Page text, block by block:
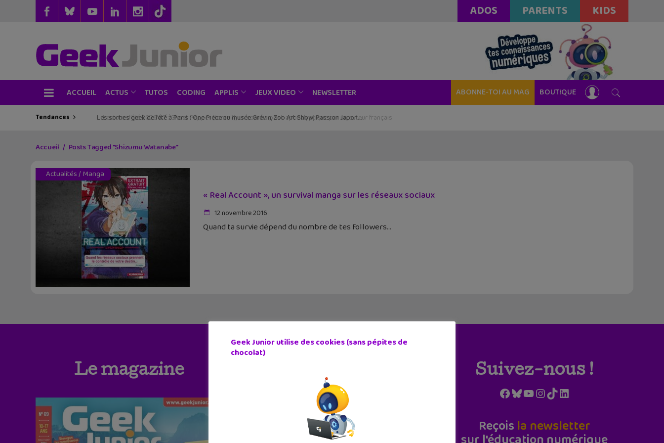
ADOS PARENTS KIDS
ACCUEIL ACTUS TUTOS CODING APPLIS JEUX VIDEO NEWSLETTER ABONNE-TOI AU MAG BOUTIQUE
Tendances Les sorties geek de l’été à Paris : One Piece au musée Grévin, Zoo Art Show, Passion Japon…
Accueil Posts Tagged "Shizumu Watanabe"
Actualités/ Manga
« Real Account », un survival manga sur les réseaux sociaux
12 novembre 2016
Quand ta survie dépend du nombre de tes followers
Le magazine Suivez-nous !
Facebook
Bluesky
YouTube
Instagram
TikTokLinkedIn
Reçois la newsletter
Geek Junior utilise des cookies (sans pépites de
chocolat)